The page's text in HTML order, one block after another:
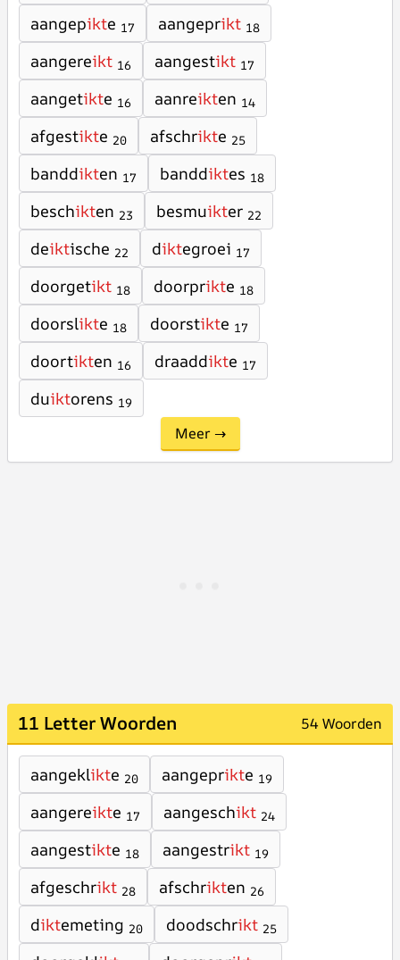
aangepikte 17 aangeprikt 18
aangereikt 16 aangestikt 17
aangetikte 16 aanreikten 14
afgestikte 20 afschrikte 25
banddikten 17 banddiktes 18
beschikten 23 besmuikter 22
deiktische 22 diktegroei 17
doorgetikt 18 doorprikte 18
doorslikte 18 doorstikte 17
doortikten 16 draaddikte 17
duiktorens 19
Meer →
11 Letter Woorden 54 Woorden
aangeklikte 20 aangeprikte 19
aangereikte 17 aangeschikt 24
aangestikte 18 aangestrikt 19
afgeschrikt 28 afschrikten 26
diktemeting 20 doodschrikt 25